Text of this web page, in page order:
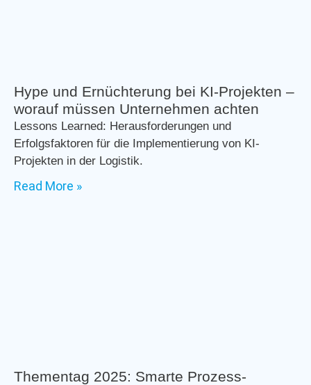
Hype und Ernüchterung bei KI-Projekten –
worauf müssen Unternehmen achten
Lessons Learned: Herausforderungen und
Erfolgsfaktoren für die Implementierung von KI-
Projekten in der Logistik.
Read More »
Thementag 2025: Smarte Prozess-